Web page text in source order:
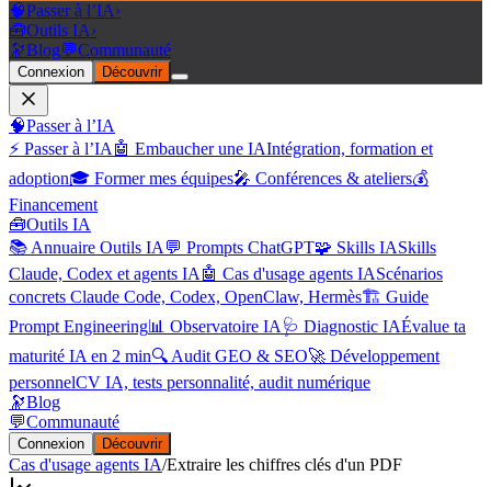
🧠Passer à l’IA›
🧰Outils IA›
🔭Blog💬Communauté
Connexion Découvrir
🧠Passer à l’IA
⚡ Passer à l’IA 🤖 Embaucher une IAIntégration, formation et
adoption🎓 Former mes équipes🎤 Conférences & ateliers💰
Financement
🧰Outils IA
📚 Annuaire Outils IA 💬 Prompts ChatGPT🧩 Skills IASkills
Claude, Codex et agents IA 🤖 Cas d'usage agents IAScénarios
concrets Claude Code, Codex, OpenClaw, Hermès🏗️ Guide
Prompt Engineering📊 Observatoire IA 🩺 Diagnostic IAÉvalue ta
maturité IA en 2 min🔍 Audit GEO & SEO🚀 Développement
personnelCV IA, tests personnalité, audit numérique
🔭Blog
💬Communauté
Connexion Découvrir
Cas d'usage agents IA/Extraire les chiffres clés d'un PDF